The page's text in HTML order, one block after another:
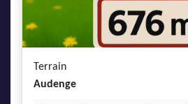
Terrain
Audenge